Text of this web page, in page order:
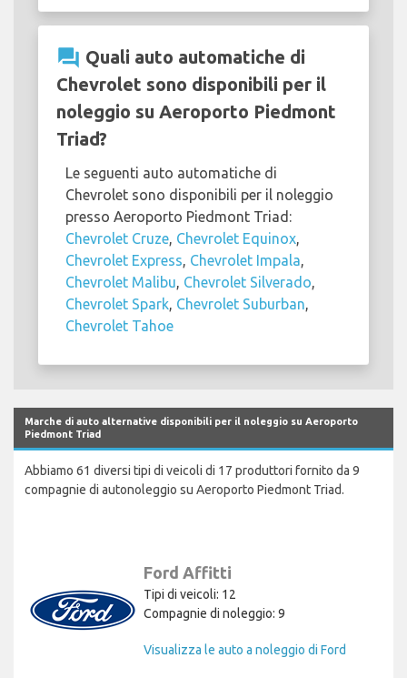
question_answer Quali auto automatiche di
Chevrolet sono disponibili per il
noleggio su Aeroporto Piedmont
Triad?
Le seguenti auto automatiche di
Chevrolet sono disponibili per il noleggio
presso Aeroporto Piedmont Triad:
Chevrolet Cruze Chevrolet Equinox
Chevrolet Express Chevrolet Impala
Chevrolet Malibu Chevrolet Silverado
Chevrolet Spark Chevrolet Suburban
Chevrolet Tahoe
Marche di auto alternative disponibili per il noleggio su Aeroporto
Piedmont Triad
Abbiamo 61 diversi tipi di veicoli di 17 produttori fornito da 9
compagnie di autonoleggio su Aeroporto Piedmont Triad.
Ford Affitti
Tipi di veicoli: 12
Compagnie di noleggio: 9
Visualizza le auto a noleggio di Ford